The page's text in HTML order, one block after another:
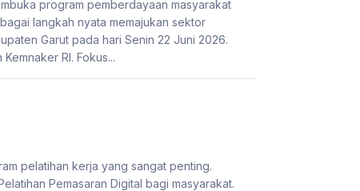
program pemberdayaan masyarakat
langkah nyata memajukan sektor
Garut pada hari Senin 22 Juni 2026.
RI. Fokus...
pelatihan kerja yang sangat penting.
Pemasaran Digital bagi masyarakat.